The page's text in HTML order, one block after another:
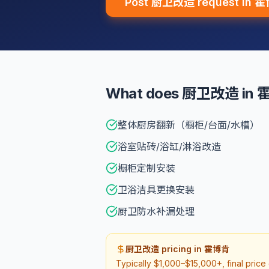
What does 厨卫改造 in
整体厨房翻新（橱柜/台面/水槽）
浴室贴砖/浴缸/淋浴改造
橱柜定制安装
卫浴洁具更换安装
厨卫防水补漏处理
厨卫改造 pricing in 霍博肯
Typically $1,000–$15,000+, final